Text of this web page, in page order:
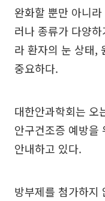
완화할 뿐만 아니
러나 종류가 다양
라 환자의 눈 상태,
중요하다.
대한안과학회는 오
안구건조증 예방을
안내하고 있다.
방부제를 첨가하지